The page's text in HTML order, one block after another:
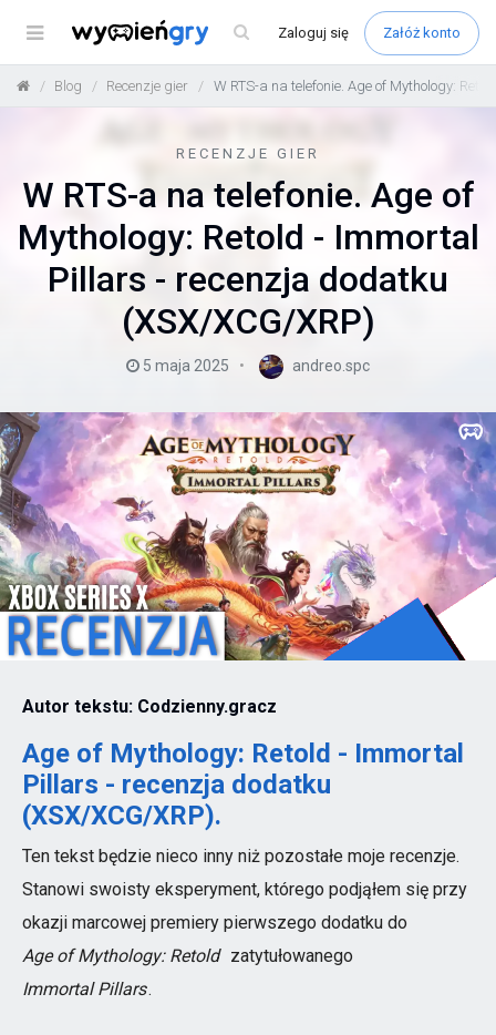
Menu Zaloguj się Załóż konto
Blog Recenzje gier W RTS-a na telefonie. Age of Mythology:
RECENZJE GIER
W RTS-a na telefonie. Age of
Mythology: Retold - Immortal
Pillars - recenzja dodatku
(XSX/XCG/XRP)
5 maja 2025 andreo.spc
Autor tekstu: Codzienny.gracz
Age of Mythology: Retold - Immortal
Pillars - recenzja dodatku
(XSX/XCG/XRP).
Ten tekst będzie nieco inny niż pozostałe moje recenzje.
Stanowi swoisty eksperyment, którego podjąłem się przy
okazji marcowej premiery pierwszego dodatku do
Age of Mythology: Retold zatytułowanego
Immortal Pillars.